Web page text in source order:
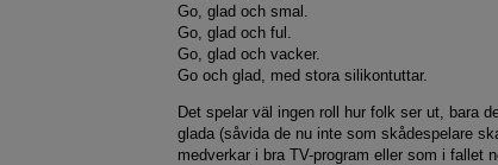
Go, glad och smal.
Go, glad och ful.
Go, glad och vacker.
Go och glad, med stora silikontuttar.
Det spelar väl ingen roll hur folk ser ut, bara
glada (såvida de nu inte som skådespelare
medverkar i bra TV-program eller som i fallet